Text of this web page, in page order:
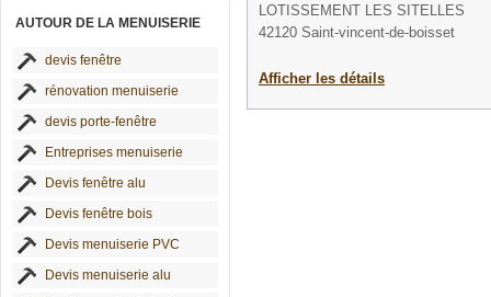
AUTOUR DE LA MENUISERIE
devis fenêtre
rénovation menuiserie
devis porte-fenêtre
Entreprises menuiserie
Devis fenêtre alu
Devis fenêtre bois
Devis menuiserie PVC
Devis menuiserie alu
LOTISSEMENT LES SITELLES
42120 Saint-vincent-de-boisset
Afficher les détails